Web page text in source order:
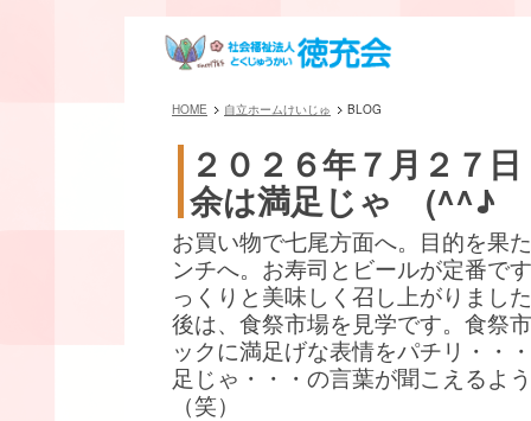
HOME 自立ホームけいじゅ BLOG
２０２６年７月２７日
余は満足じゃ (^^♪
お買い物で七尾方面へ。目的を果
ンチへ。お寿司とビールが定番で
っくりと美味しく召し上がりまし
後は、食祭市場を見学です。食祭
ックに満足げな表情をパチリ・・
足じゃ・・・の言葉が聞こえる
（笑）